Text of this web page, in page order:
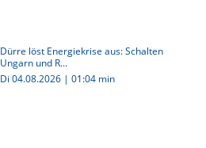
Dürre löst Energiekrise aus: Schalten
Ungarn und R...
Di 04.08.2026 | 01:04 min